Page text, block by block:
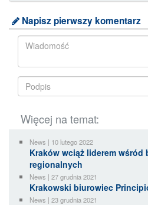
Napisz pierwszy komentarz
Więcej na temat:
News | 10 lutego 2022
Kraków wciąż liderem
regionalnych
News | 27 grudnia 2021
Krakowski biurowiec
News | 23 grudnia 2021